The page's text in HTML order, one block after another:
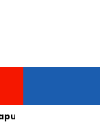
Dua Pendaki